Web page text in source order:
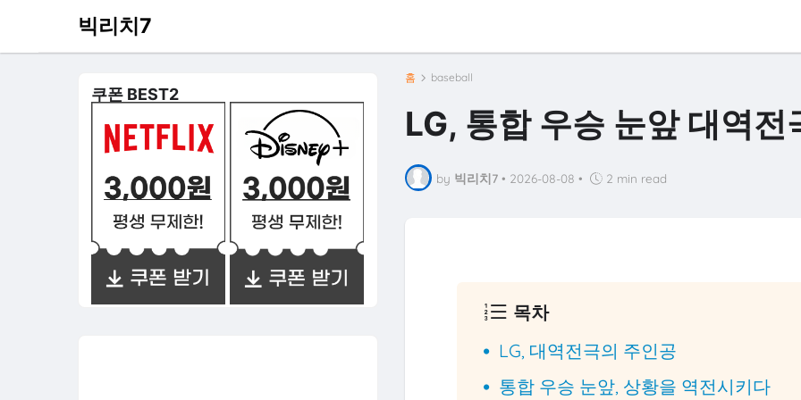
빅리치7
홈 baseball
LG, 통합 우승 눈앞 대역전
by 빅리치7 • 2026-08-08 • 2 min read
목차
LG, 대역전극의 주인공
통합 우승 눈앞, 상황을 역전시키다
쿠폰 BEST2